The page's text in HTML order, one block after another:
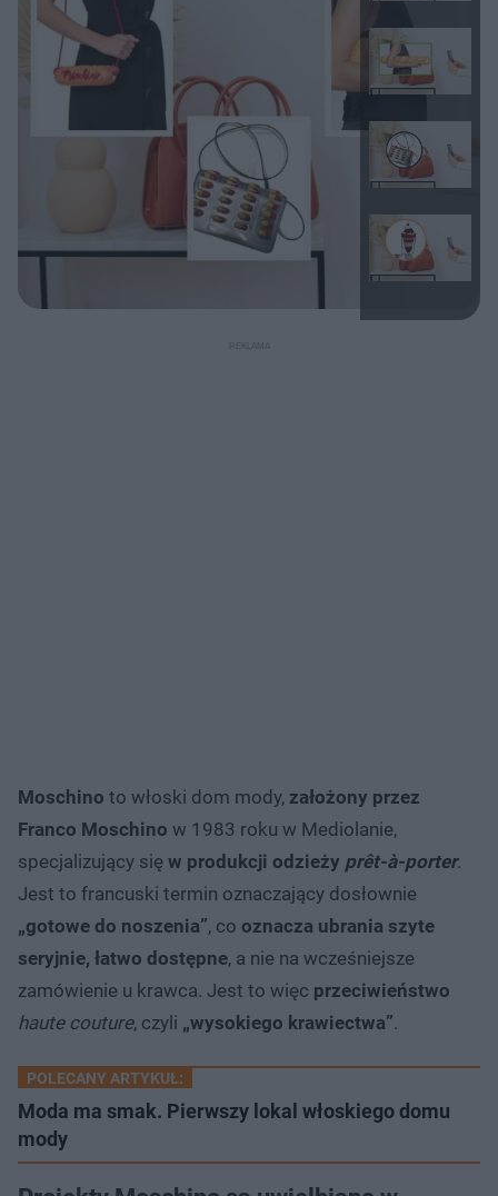
Moschino to włoski dom mody, założony przez
Franco Moschino w 1983 roku w Mediolanie,
specjalizujący się w produkcji odzieży prêt-à-porter.
Jest to francuski termin oznaczający dosłownie
„gotowe do noszenia”, co oznacza ubrania szyte
seryjnie, łatwo dostępne, a nie na wcześniejsze
zamówienie u krawca. Jest to więc przeciwieństwo
haute couture, czyli „wysokiego krawiectwa”.
POLECANY ARTYKUŁ:
Moda ma smak. Pierwszy lokal włoskiego domu
mody